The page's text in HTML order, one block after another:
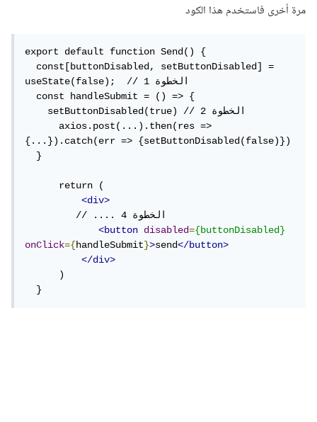
مرة أخرى فاستخدم هذا الكود
export default function Send() {
  const[buttonDisabled, setButtonDisabled] =
useState(false);  // الخطوة 1
  const handleSubmit = () => {
    setButtonDisabled(true) // الخطوة 2
      axios.post(...).then(res =>
{...}).catch(err => {setButtonDisabled(false)})
  }
      return (
<div>
         // .... الخطوة 4
<button
disabled={buttonDisabled}
onClick={handleSubmit}>send</button>
</div>
      )
  }